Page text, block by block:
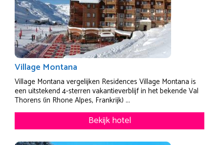
Village Montana
Village Montana vergelijken Residences Village Montana is
een uitstekend 4-sterren vakantieverblijf in het bekende Val
Thorens (in Rhone Alpes, Frankrijk) ...
Bekijk hotel